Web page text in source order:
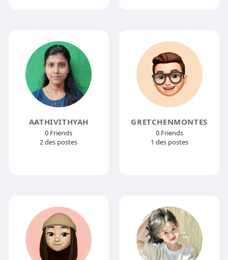
AATHIVITHYAH
0 Friends
2 des postes
GRETCHENMONTES
0 Friends
1 des postes